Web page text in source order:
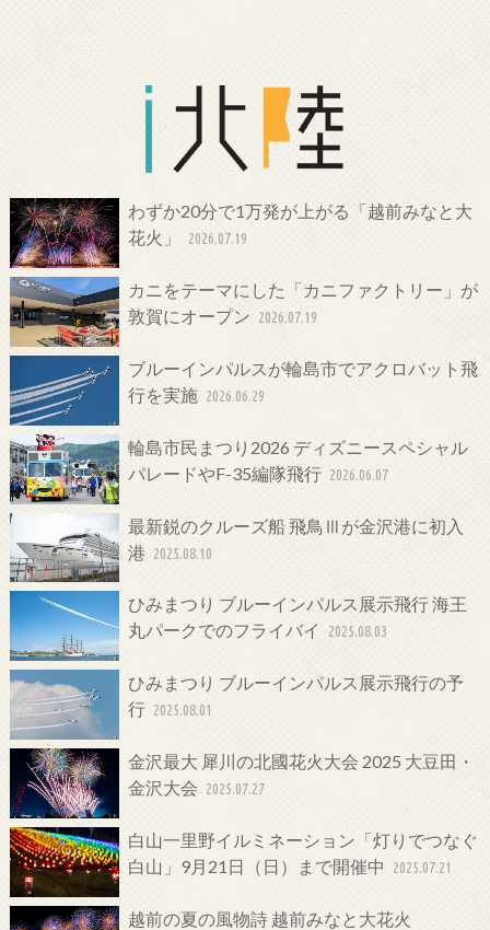
わずか20分で1万発が上がる「越前みなと大
花火」
2026.07.19
カニをテーマにした「カニファクトリー」が
敦賀にオープン 2026.07.19
ブルーインパルスが輪島市でアクロバット飛
行を実施 2026.06.29
輪島市民まつり2026 ディズニースペシャル
パレードやF-35編隊飛行 2026.06.07
最新鋭のクルーズ船 飛鳥Ⅲが金沢港に初入
港 2025.08.10
ひみまつり ブルーインパルス展示飛行 海王
丸パークでのフライバイ
2025.08.03
ひみまつり ブルーインパルス展示飛行の予
行 2025.08.01
金沢最大 犀川の北國花火大会 2025 大豆田・
金沢大会 2025.07.27
白山一里野イルミネーション「灯りでつなぐ
白山」9月21日（日）まで開催中
2025.07.21
越前の夏の風物詩 越前みなと大花火